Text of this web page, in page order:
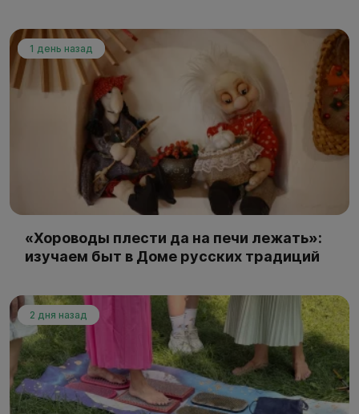
1 день назад
«Хороводы плести да на печи лежать»:
изучаем быт в Доме русских традиций
2 дня назад